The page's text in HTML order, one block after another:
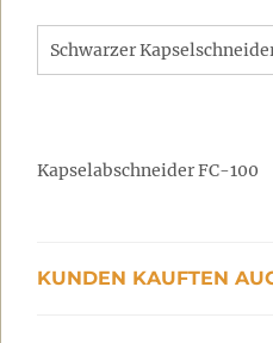
Schwarzer
Kapselabschneider FC-100
KUNDEN KAUFTEN